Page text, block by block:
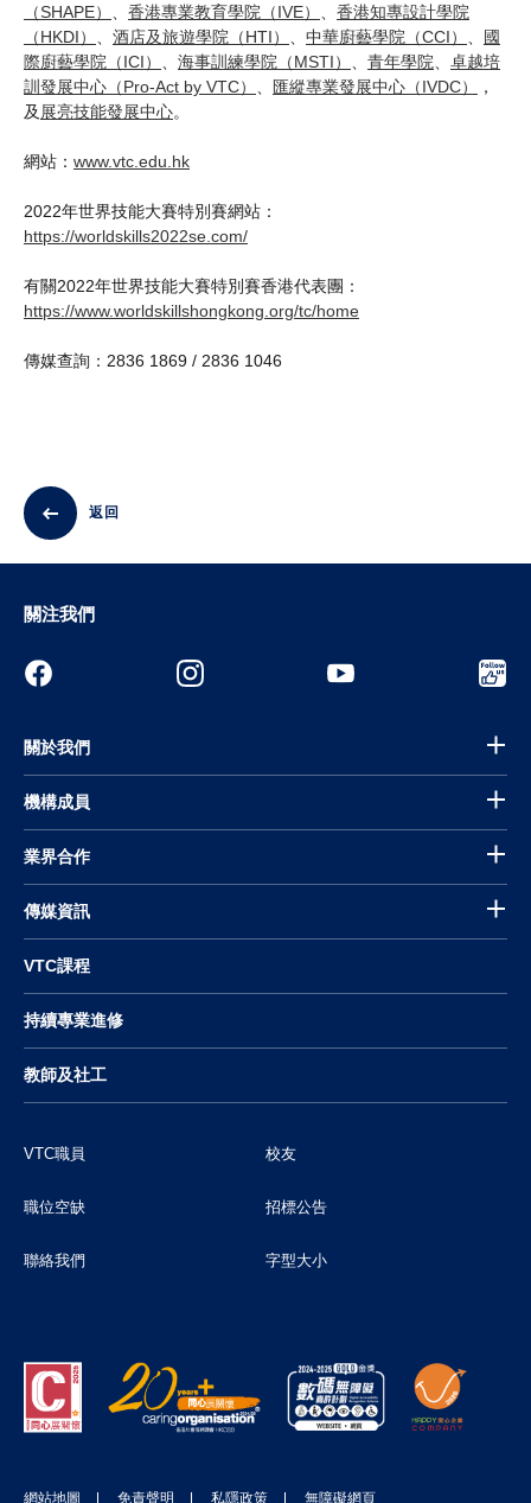
（SHAPE）
香港專業教育學院（IVE）
香港知專設計學院
（HKDI）
酒店及旅遊學院（HTI） 中華廚藝學院（CCI）
國
際廚藝學院（ICI）
海事訓練學院（MSTI） 青年學院
卓越培
訓發展中心（Pro-Act by VTC）
匯縱專業發展中心（IVDC）
，
及 展亮技能發展中心。
網站： www.vtc.edu.hk
2022年世界技能大賽特別賽網站：
https://worldskills2022se.com/
有關2022年世界技能大賽特別賽香港代表團：
https://www.worldskillshongkong.org/tc/home
傳媒查詢：2836 1869 / 2836 1046
返回
關注我們
關於我們
機構成員
業界合作
傳媒資訊
VTC課程
持續專業進修
教師及社工
VTC職員 校友
職位空缺 招標公告
聯絡我們 字型大小
網站地圖 免責聲明 私隱政策 無障礙網頁